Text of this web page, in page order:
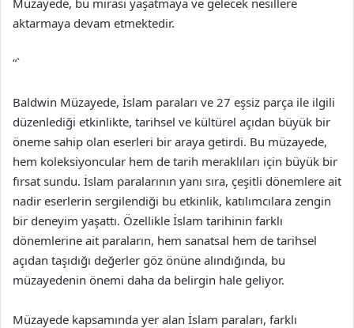
aktarmaya devam etmektedir.
“`
Baldwin Müzayede, İslam paraları ve 27 eşsiz parça ile ilgili
düzenlediği etkinlikte, tarihsel ve kültürel açıdan büyük bir
öneme sahip olan eserleri bir araya getirdi. Bu müzayede,
hem koleksiyoncular hem de tarih meraklıları için büyük bir
fırsat sundu. İslam paralarının yanı sıra, çeşitli dönemlere ait
nadir eserlerin sergilendiği bu etkinlik, katılımcılara zengin
bir deneyim yaşattı. Özellikle İslam tarihinin farklı
dönemlerine ait paraların, hem sanatsal hem de tarihsel
açıdan taşıdığı değerler göz önüne alındığında, bu
müzayedenin önemi daha da belirgin hale geliyor.
Müzayede kapsamında yer alan İslam paraları, farklı